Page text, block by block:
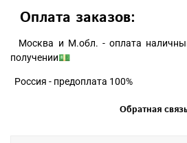
Оплата заказов:
Москва и М.обл. - оплата
получении💵
Россия - предоплата 100%
Обратная